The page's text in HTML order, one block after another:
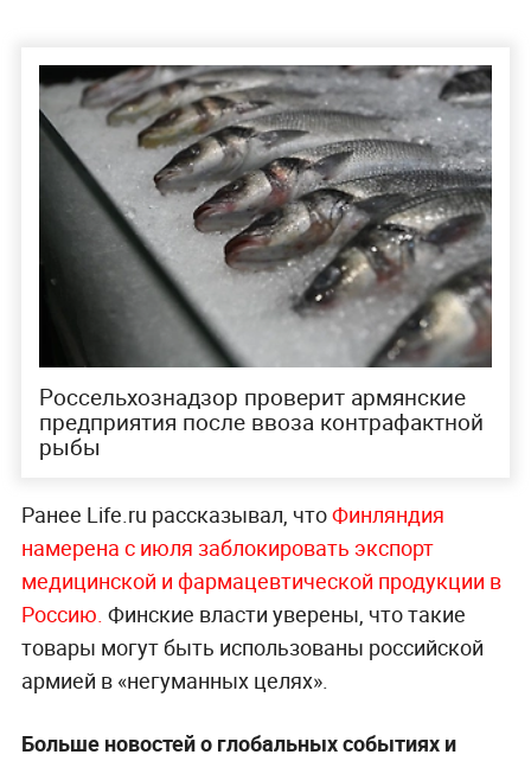
Россельхознадзор проверит армянские
предприятия после ввоза контрафактной
рыбы
Ранее Life.ru рассказывал, чтоФинляндия
намерена с июля заблокировать экспорт
медицинской и фармацевтической продукции в
Россию. Финские власти уверены, что такие
товары могут быть использованы российской
армией в «негуманных целях».
Больше новостей о глобальных событиях и